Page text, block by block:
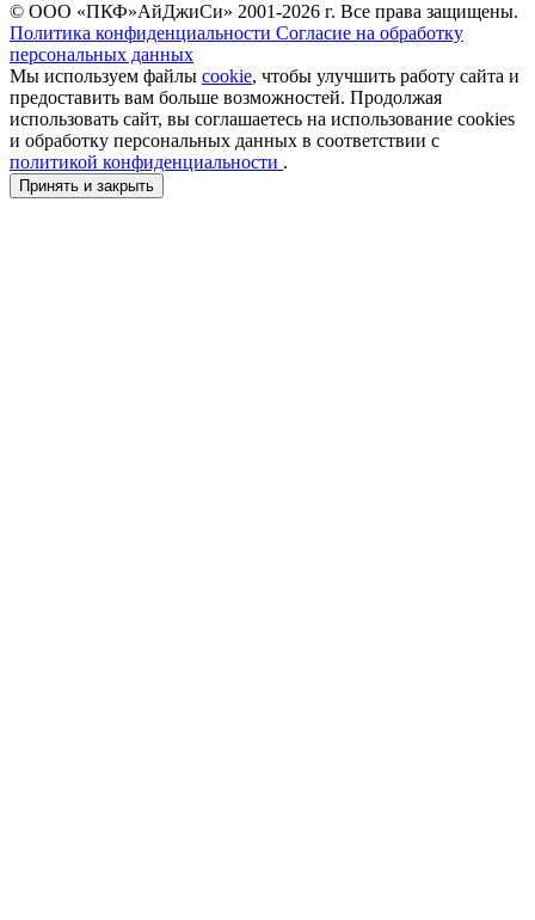
© ООО «ПКФ»АйДжиСи» 2001-2026 г. Все права защищены.
Политика конфиденциальности Согласие на обработку
персональных данных
Мы используем файлы cookie, чтобы улучшить работу сайта и
предоставить вам больше возможностей. Продолжая
использовать сайт, вы соглашаетесь на использование cookies
и обработку персональных данных в соответствии с
политикой конфиденциальности .
Принять и закрыть